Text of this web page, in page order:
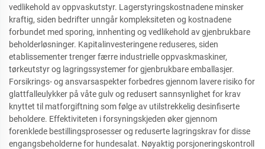
vedlikehold av oppvaskutstyr. Lagerstyringskostnadene minsker
kraftig, siden bedrifter unngår kompleksiteten og kostnadene
forbundet med sporing, innhenting og vedlikehold av gjenbrukbare
beholderløsninger. Kapitalinvesteringene reduseres, siden
etablissementer trenger færre industrielle oppvaskmaskiner,
tørkeutstyr og lagringssystemer for gjenbrukbare emballasjer.
Forsikrings- og ansvarsaspekter forbedres gjennom lavere risiko for
glattfalleulykker på våte gulv og redusert sannsynlighet for krav
knyttet til matforgiftning som følge av utilstrekkelig desinfiserte
beholdere. Effektiviteten i forsyningskjeden øker gjennom
forenklede bestillingsprosesser og reduserte lagringskrav for disse
engangsbeholderne for hundesalat. Nøyaktig porsjoneringskontroll